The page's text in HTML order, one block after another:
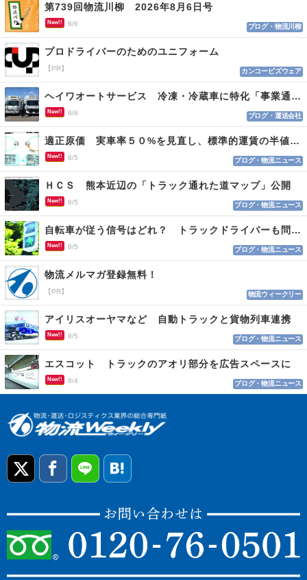
第739回物流川柳 2026年8月6日号
New!! 8/6 ブログ・物流川柳
プロドライバーのためのユニフォーム
【PR】 カンコービズウェア
ヘイワオートサービス 冷凍・冷蔵車に特化「事業通じ貢献目指す」
New!! 8/6 ブログ・運送会社
適正原価 実車率５０%を見直し、標準的運賃の半値の恐れも
New!! 8/5 ブログ・物流ニュース
ＨＣＳ 熊本近辺の「トラック通れた道マップ」公開
New!! 8/5 ブログ・物流ニュース
自転車が従う信号はどれ？ トラックドライバーも問われる認識
New!! 8/5 ブログ・物流ニュース
物流メルマガ登録無料！
【PR】 物流ウィークリー
アイリスオーヤマなど 自動トラックと貨物列車連携
New!! 8/5 ブログ・物流ニュース
エスコット トラックのアオリ部分を広告スペースに
New!! 8/4 ブログ・物流ニュース